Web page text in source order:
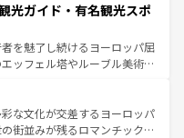
れられない旅をしてみよう！
熱的なフラメンコ、熱気あふ
パスが生活の一部となってい
れた雰囲気や、バルセロナの
方では古代ローマ遺跡や中世
候が異なるスペインはその個
性で訪れる人を魅了する。 なお、新着のスペイン情報は コ
い。
光ガイド・有名観光スポ
を魅了し続けるヨーロッパ屈
ッフェル塔やルーブル美術館
る。華麗な宮殿、歴史的な大
豊かな自然が、訪れる者を心
スは美食の国としても知ら
な文化が交差するヨーロッパ
街並みが残るロマンチック街